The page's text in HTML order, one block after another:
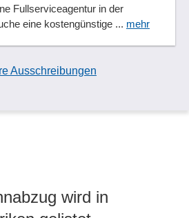
Fullserviceagentur in der
eine kostengünstige ... mehr
Ausschreibungen
wird in